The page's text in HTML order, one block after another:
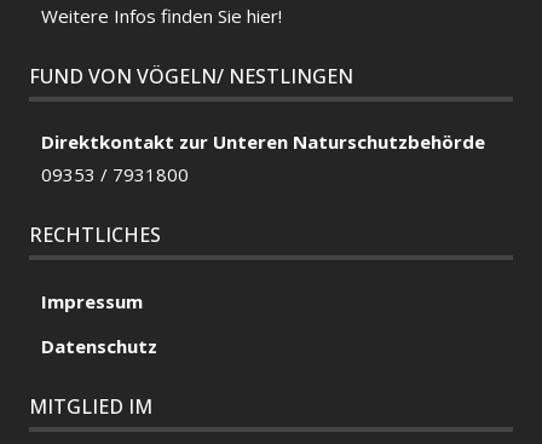
Weitere Infos finden Sie hier!
FUND VON VÖGELN/ NESTLINGEN
Direktkontakt zur Unteren Naturschutzbehörde
09353 / 7931800
RECHTLICHES
Impressum
Datenschutz
MITGLIED IM